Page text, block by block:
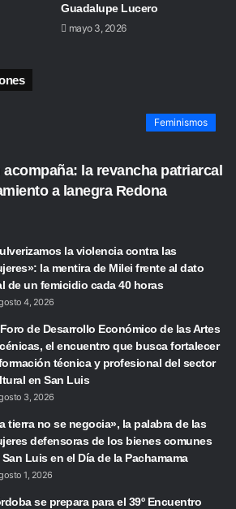
Guadalupe Lucero
mayo 3, 2026
Feminismos
la revancha patriarcal
a lanegra Redona
la violencia contra las
la mentira de Milei frente al dato
de un femicidio cada 40 horas
4, 2026
de Desarrollo Económico de las Artes
el encuentro que busca fortalecer
técnica y profesional del sector
en San Luis
3, 2026
tierra no se negocia», la palabra de las
defensoras de los bienes comunes
Luis en el Día de la Pachamama
1, 2026
se prepara para el 39º Encuentro